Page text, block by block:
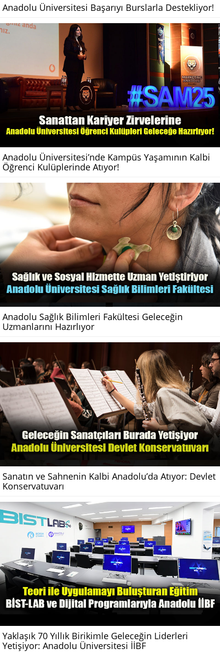
Anadolu Üniversitesi Başarıyı Burslarla Destekliyor!
Anadolu Üniversitesi’nde Kampüs Yaşamının Kalbi
Öğrenci Kulüplerinde Atıyor!
Anadolu Sağlık Bilimleri Fakültesi Geleceğin
Uzmanlarını Hazırlıyor
Sanatın ve Sahnenin Kalbi Anadolu’da Atıyor: Devlet
Konservatuvarı
Yaklaşık 70 Yıllık Birikimle Geleceğin Liderleri
Yetişiyor: Anadolu Üniversitesi İİBF